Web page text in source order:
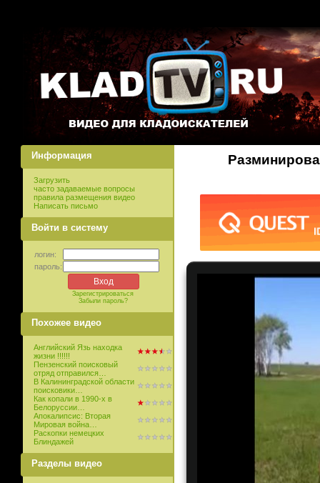
Информация
Загрузить
часто задаваемые вопросы
правила размещения видео
Написать письмо
Войти в систему
логин:
пароль:
Зарегистрироваться
Забыли пароль?
Похожее видео
Английский Язь находка
жизни !!!!!!
Пензенский поисковый
отряд отправился…
В Калининградской области
поисковики…
Как копали в 1990-х в
Белоруссии…
Апокалипсис: Вторая
Мировая война…
Раскопки немецких
Блиндажей
Разделы видео